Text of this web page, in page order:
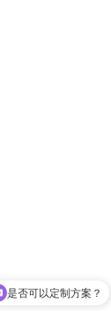
是否可以定制方案？